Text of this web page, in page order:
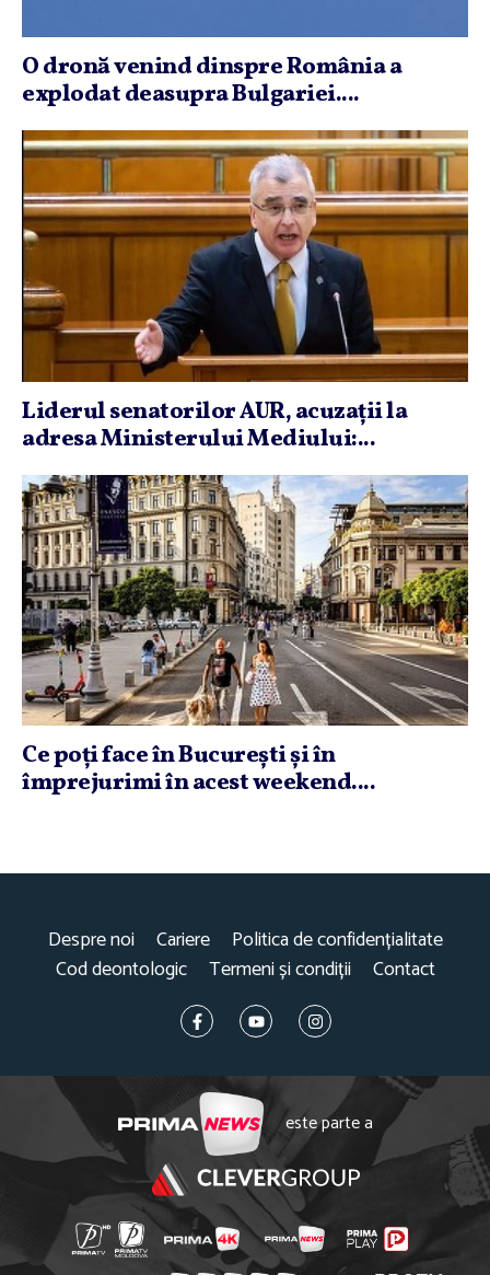
O dronă venind dinspre România a
explodat deasupra Bulgariei....
Liderul senatorilor AUR, acuzaţii la
adresa Ministerului Mediului:...
Ce poţi face în Bucureşti şi în
împrejurimi în acest weekend....
Despre noi Cariere
Politica de confidențialitate
Cod deontologic
Termeni și condiții Contact
este parte a